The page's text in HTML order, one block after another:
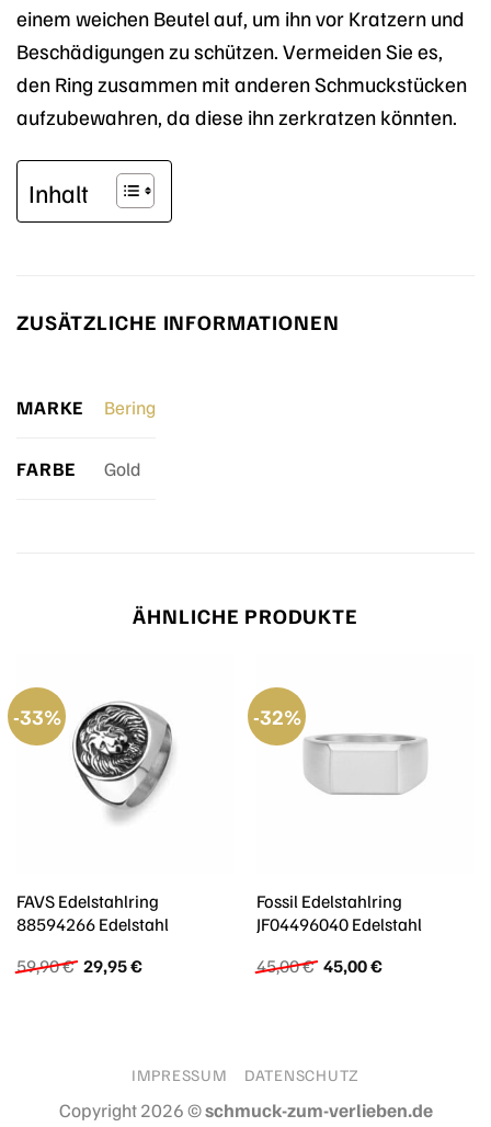
einem weichen Beutel auf, um ihn vor Kratzern und
Beschädigungen zu schützen. Vermeiden Sie es,
den Ring zusammen mit anderen Schmuckstücken
aufzubewahren, da diese ihn zerkratzen könnten.
Inhalt
ZUSÄTZLICHE INFORMATIONEN
MARKE Bering
FARBE Gold
ÄHNLICHE PRODUKTE
-33%
FAVS Edelstahlring
88594266 Edelstahl
59,90€ Ursprünglicher
Preis
29,95€Aktueller
-32%
Fossil Edelstahlring
JF04496040 Edelstahl
45,00€ Ursprünglicher
Preis
45,00€Aktueller
IMPRESSUM DATENSCHUTZ
Copyright 2026 ©schmuck-zum-verlieben.de